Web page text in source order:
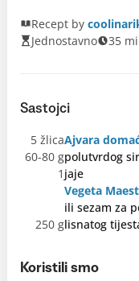
Recept by
Jednostavno
35
Sastojci
5 žlicaAjvara
60-80 gpolutvrdog
1 jaje
Vegeta
ili sezam za
250 glisnatog
Koristili smo